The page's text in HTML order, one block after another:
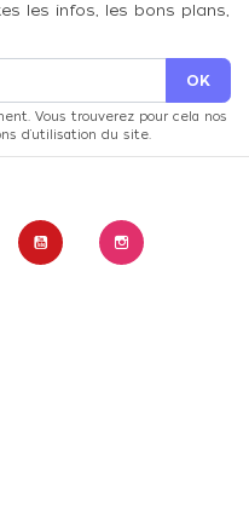
les infos, les bons plans,
Vous trouverez pour cela nos
d'utilisation du site.
YouTubeInstagram